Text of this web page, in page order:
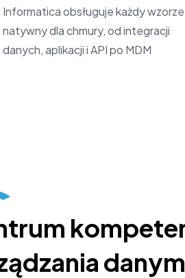
Informatica obsługuje każdy
natywny dla chmury, od integracji
danych, aplikacji i API po MDM